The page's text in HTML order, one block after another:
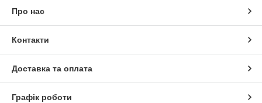
Про нас
Контакти
Доставка та оплата
Графік роботи